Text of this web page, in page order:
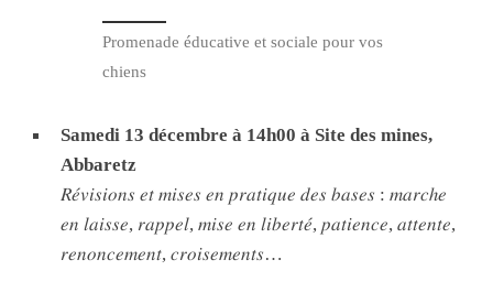
Promenade éducative et sociale pour vos
chiens
Samedi 13 décembre à 14h00 à Site des mines,
Abbaretz
𝑅𝑒́𝑣𝑖𝑠𝑖𝑜𝑛𝑠 𝑒𝑡 𝑚𝑖𝑠𝑒𝑠 𝑒𝑛 𝑝𝑟𝑎𝑡𝑖𝑞𝑢𝑒 𝑑𝑒𝑠 𝑏𝑎𝑠𝑒𝑠 : 𝑚𝑎𝑟𝑐ℎ𝑒
𝑒𝑛 𝑙𝑎𝑖𝑠𝑠𝑒, 𝑟𝑎𝑝𝑝𝑒𝑙, 𝑚𝑖𝑠𝑒 𝑒𝑛 𝑙𝑖𝑏𝑒𝑟𝑡𝑒́, 𝑝𝑎𝑡𝑖𝑒𝑛𝑐𝑒, 𝑎𝑡𝑡𝑒𝑛𝑡𝑒,
𝑟𝑒𝑛𝑜𝑛𝑐𝑒𝑚𝑒𝑛𝑡, 𝑐𝑟𝑜𝑖𝑠𝑒𝑚𝑒𝑛𝑡𝑠…